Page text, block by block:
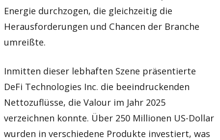
Energie durchzogen, die gleichzeitig die
Herausforderungen und Chancen der Branche
umreißte.
Inmitten dieser lebhaften Szene präsentierte
DeFi Technologies Inc. die beeindruckenden
Nettozuflüsse, die Valour im Jahr 2025
verzeichnen konnte. Über 250 Millionen US-Dollar
wurden in verschiedene Produkte investiert, was